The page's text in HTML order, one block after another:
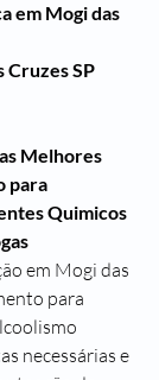
em Mogi das
Cruzes SP
Melhores
para
Quimicos
em Mogi das
para
necessárias e